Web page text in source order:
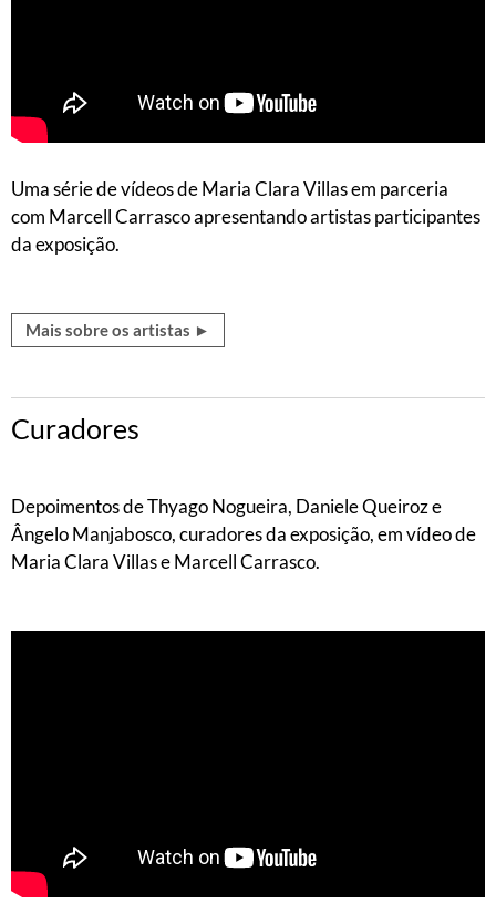
Uma série de vídeos de Maria Clara Villas em parceria
com Marcell Carrasco apresentando artistas participantes
da exposição.
Mais sobre os artistas ►
Curadores
Depoimentos de Thyago Nogueira, Daniele Queiroz e
Ângelo Manjabosco, curadores da exposição, em vídeo de
Maria Clara Villas e Marcell Carrasco.